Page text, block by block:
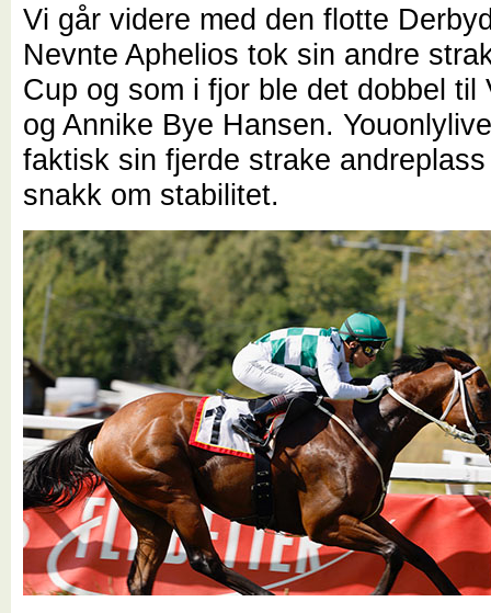
Vi går videre med den flotte
Nevnte Aphelios tok sin andre
Cup og som i fjor ble det dobbel til
og Annike Bye Hansen.
faktisk sin fjerde strake
snakk om stabilitet.